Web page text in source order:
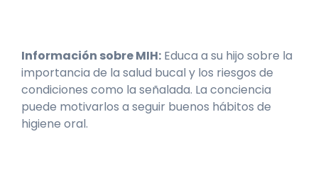
Información sobre MIH: Educa a su hijo sobre la
importancia de la salud bucal y los riesgos de
condiciones como la señalada. La conciencia
puede motivarlos a seguir buenos hábitos de
higiene oral.